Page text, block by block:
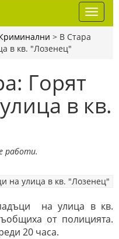
> В Стара
в кв. "Лозенец"
Горят
в кв.
работи.
на улица в кв.
от полицията.
20 часа.